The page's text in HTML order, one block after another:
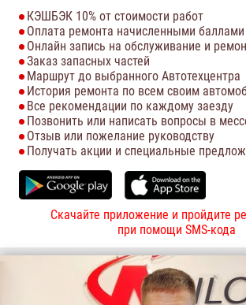
КЭШБЭК 10% от стоимости работ
Оплата ремонта начисленными баллами
Онлайн запись на обслуживание и
Заказ запасных частей
Маршрут до выбранного Автотехцентра
История ремонта по всем своим
Все рекомендации по каждому заезду
Позвонить или написать вопросы в
Отзыв или пожелание руководству
Получать акции и специальные
Скачайте приложение и пройдите
при помощи SMS-кода